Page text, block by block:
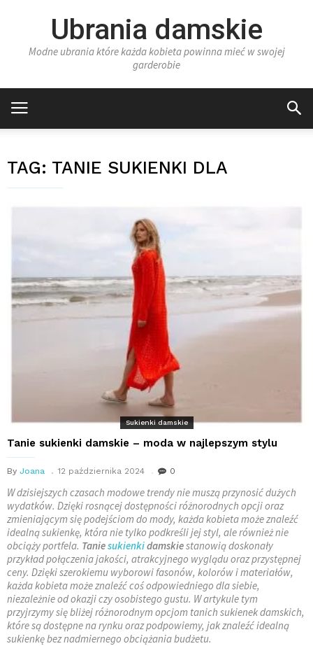
Ubrania damskie
Modne ubrania które każda kobieta powinna mieć w swojej
garderobie
TAG: TANIE SUKIENKI DLA
Sukienki damskie
Tanie sukienki damskie – moda w najlepszym stylu
By Joana 12 października 2024 0
W dzisiejszych czasach modowe trendy nie muszą przynosić dużych
wydatków. Dzięki rosnącej dostępności różnorodnych opcji oraz
zmieniającym się podejściom do mody, każda kobieta może znaleźć
idealną sukienkę, która nie tylko podkreśli jej styl, ale również nie
obciąży portfela. Taniesukienkidamskiestanowią doskonały
przykład połączenia jakości, atrakcyjnego wyglądu oraz przystępnej
ceny. Dzięki szerokiemu wyborowi fasonów, kolorów i materiałów,
każda kobieta może znaleźć coś odpowiedniego dla siebie,
niezależnie od okazji czy osobistego gustu. W artykule tym
przyjrzymy się bliżej różnorodnym opcjom tanich sukienek damskich,
które są dostępne na rynku oraz podpowiemy, jak znaleźć idealną
sukienkę bez nadmiernego obciążania budżetu.